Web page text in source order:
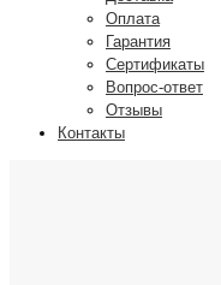
Оплата
Гарантия
Сертификаты
Вопрос-ответ
Отзывы
Контакты